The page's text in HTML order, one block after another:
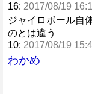
16: 2017/08/19
ジャイロボール自
のとは違う
10: 2017/08/19
わかめ